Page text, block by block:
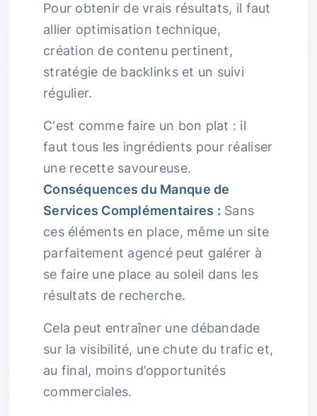
Pour obtenir de vrais résultats, il faut
allier optimisation technique,
création de contenu pertinent,
stratégie de backlinks et un suivi
régulier.
C'est comme faire un bon plat : il
faut tous les ingrédients pour réaliser
une recette savoureuse.
Conséquences du Manque de
Services Complémentaires : Sans
ces éléments en place, même un site
parfaitement agencé peut galérer à
se faire une place au soleil dans les
résultats de recherche.
Cela peut entraîner une débandade
sur la visibilité, une chute du trafic et,
au final, moins d’opportunités
commerciales.